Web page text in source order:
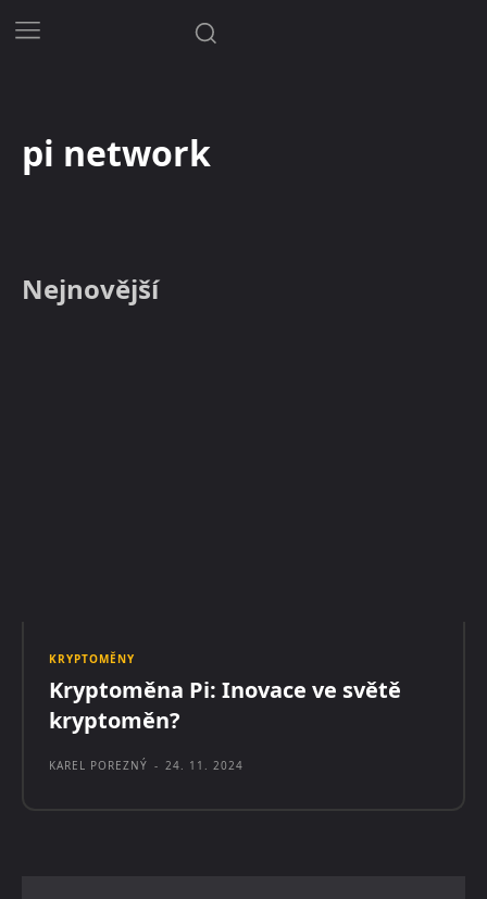
pi network
Nejnovější
KRYPTOMĚNY
Kryptoměna Pi: Inovace ve světě
kryptoměn?
KAREL POREZNÝ - 24. 11. 2024